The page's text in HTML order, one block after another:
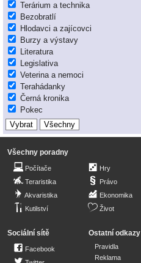
Terárium a technika
Bezobratlí
Hlodavci a zajícovci
Burzy a výstavy
Literatura
Legislativa
Veterina a nemoci
Terahádanky
Černá kronika
Pokec
Všechny poradny
Počítače
Teraristika
Akvaristika
Kutilství
Hry
Právo
Ekonomika
Život
Sociální sítě
Facebook
Ostatní odkazy
Pravidla
Reklama